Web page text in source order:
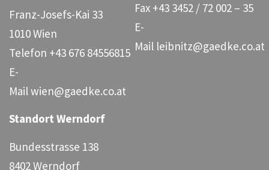
Franz-Josefs-Kai 33
1010 Wien
Telefon +43 676 84556815
E-
Mail wien@gaedke.co.at
Standort Werndorf
Bundesstrasse 138
8402 Werndorf
Fax +43 3452 / 72 002 – 35
E-
Mail leibnitz@gaedke.co.at